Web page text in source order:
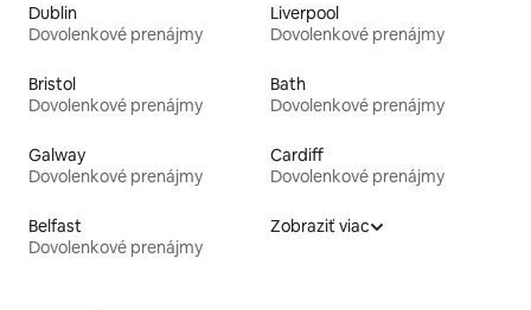
Dublin
Dovolenkové prenájmy
Liverpool
Dovolenkové prenájmy
Bristol
Dovolenkové prenájmy
Bath
Dovolenkové prenájmy
Galway
Dovolenkové prenájmy
Cardiff
Dovolenkové prenájmy
Belfast
Dovolenkové prenájmy
Zobraziť viac